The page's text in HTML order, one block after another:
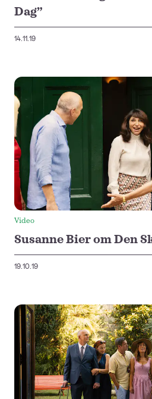
Dag”
14.11.19
Video
Susanne Bier om Den
19.10.19